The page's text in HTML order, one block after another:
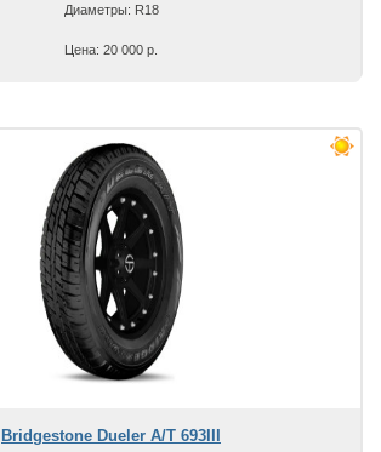
Диаметры: R18
Цена: 20 000 р.
Bridgestone Dueler A/T 693III